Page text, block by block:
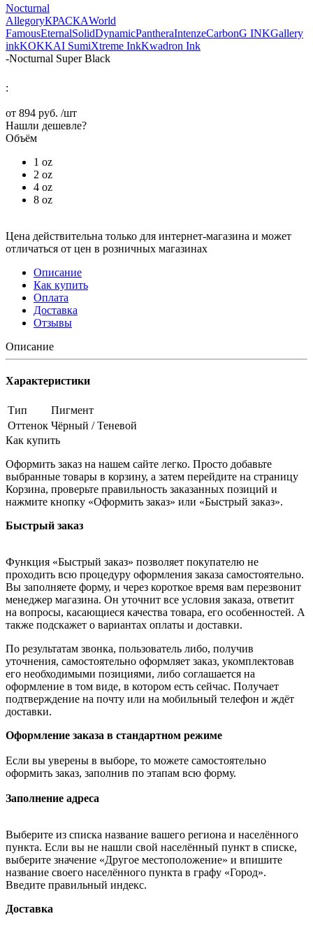
Nocturnal
AllegoryКРАСКАWorld
FamousEternalSolidDynamicPantheraIntenzeCarbonG INKGallery
inkKOKKAI SumiXtreme InkKwadron Ink
-Nocturnal Super Black
:
от 894 руб. /шт
Нашли дешевле?
Объём
1 oz
2 oz
4 oz
8 oz
Цена действительна только для интернет-магазина и может
отличаться от цен в розничных магазинах
Описание
Как купить
Оплата
Доставка
Отзывы
Описание
Характеристики
Тип
Пигмент
Оттенок Чёрный / Теневой
Как купить
Оформить заказ на нашем сайте легко. Просто добавьте
выбранные товары в корзину, а затем перейдите на страницу
Корзина, проверьте правильность заказанных позиций и
нажмите кнопку «Оформить заказ» или «Быстрый заказ».
Быстрый заказ
Функция «Быстрый заказ» позволяет покупателю не
проходить всю процедуру оформления заказа самостоятельно.
Вы заполняете форму, и через короткое время вам перезвонит
менеджер магазина. Он уточнит все условия заказа, ответит
на вопросы, касающиеся качества товара, его особенностей. А
также подскажет о вариантах оплаты и доставки.
По результатам звонка, пользователь либо, получив
уточнения, самостоятельно оформляет заказ, укомплектовав
его необходимыми позициями, либо соглашается на
оформление в том виде, в котором есть сейчас. Получает
подтверждение на почту или на мобильный телефон и ждёт
доставки.
Оформление заказа в стандартном режиме
Если вы уверены в выборе, то можете самостоятельно
оформить заказ, заполнив по этапам всю форму.
Заполнение адреса
Выберите из списка название вашего региона и населённого
пункта. Если вы не нашли свой населённый пункт в списке,
выберите значение «Другое местоположение» и впишите
название своего населённого пункта в графу «Город».
Введите правильный индекс.
Доставка